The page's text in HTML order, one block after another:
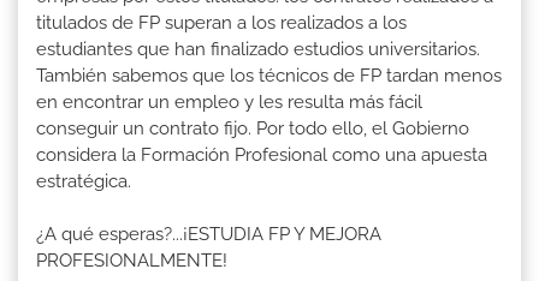
titulados de FP superan a los realizados a los
estudiantes que han finalizado estudios universitarios.
También sabemos que los técnicos de FP tardan menos
en encontrar un empleo y les resulta más fácil
conseguir un contrato fijo. Por todo ello, el Gobierno
considera la Formación Profesional como una apuesta
estratégica.
¿A qué esperas?...¡ESTUDIA FP Y MEJORA
PROFESIONALMENTE!